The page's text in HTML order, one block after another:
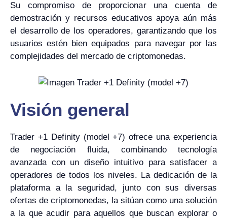
Su compromiso de proporcionar una cuenta de
demostración y recursos educativos apoya aún más
el desarrollo de los operadores, garantizando que los
usuarios estén bien equipados para navegar por las
complejidades del mercado de criptomonedas.
Visión general
Trader +1 Definity (model +7) ofrece una experiencia
de negociación fluida, combinando tecnología
avanzada con un diseño intuitivo para satisfacer a
operadores de todos los niveles. La dedicación de la
plataforma a la seguridad, junto con sus diversas
ofertas de criptomonedas, la sitúan como una solución
a la que acudir para aquellos que buscan explorar o